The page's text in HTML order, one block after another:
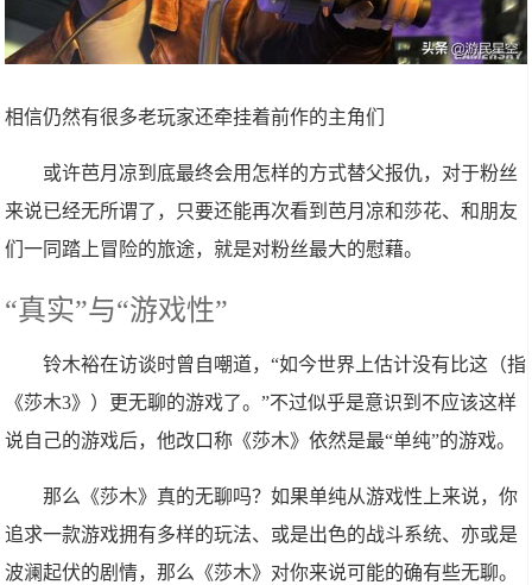
相信仍然有很多老玩家还牵挂着前作的主角们
或许芭月凉到底最终会用怎样的方式替父报仇，对于粉丝
来说已经无所谓了，只要还能再次看到芭月凉和莎花、和朋友
们一同踏上冒险的旅途，就是对粉丝最大的慰藉。
“真实”与“游戏性”
铃木裕在访谈时曾自嘲道，“如今世界上估计没有比这（指
《莎木3》）更无聊的游戏了。”不过似乎是意识到不应该这样
说自己的游戏后，他改口称《莎木》依然是最“单纯”的游戏。
那么《莎木》真的无聊吗？如果单纯从游戏性上来说，你
追求一款游戏拥有多样的玩法、或是出色的战斗系统、亦或是
波澜起伏的剧情，那么《莎木》对你来说可能的确有些无聊。